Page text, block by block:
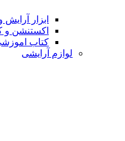
ابزار
اکستنشن
کتاب
لوازم آرایشی